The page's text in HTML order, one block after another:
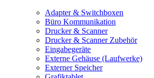
Adapter & Switchboxen
Büro Kommunikation
Drucker & Scanner
Drucker & Scanner Zubehör
Eingabegeräte
Externe Gehäuse (Laufwerke)
Externer Speicher